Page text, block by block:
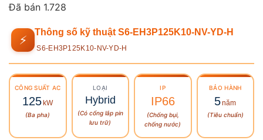
Đã bán 1.728
⚡
Thông số kỹ thuật S6-EH3P125K10-NV-YD-H
S6-EH3P125K10-NV-YD-H
CÔNG SUẤT AC
125kW
(Ba pha)
LOẠI
Hybrid
(Có cổng lắp pin
lưu trữ)
IP
IP66
(Chống bụi,
chống nước)
BẢO HÀNH
5năm
(Tiêu chuẩn)